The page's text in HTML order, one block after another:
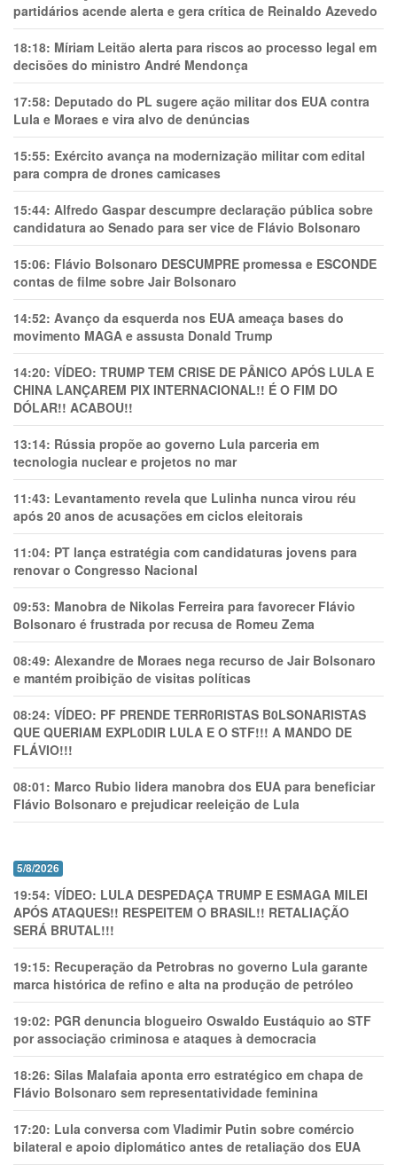
partidários acende alerta e gera crítica de Reinaldo Azevedo
18:18: Míriam Leitão alerta para riscos ao processo legal em
decisões do ministro André Mendonça
17:58: Deputado do PL sugere ação militar dos EUA contra
Lula e Moraes e vira alvo de denúncias
15:55: Exército avança na modernização militar com edital
para compra de drones camicases
15:44: Alfredo Gaspar descumpre declaração pública sobre
candidatura ao Senado para ser vice de Flávio Bolsonaro
15:06: Flávio Bolsonaro DESCUMPRE promessa e ESCONDE
contas de filme sobre Jair Bolsonaro
14:52: Avanço da esquerda nos EUA ameaça bases do
movimento MAGA e assusta Donald Trump
14:20: VÍDEO: TRUMP TEM CRlSE DE PÂNlCO APÓS LULA E
CHINA LANÇAREM PIX INTERNACIONAL!! É O FIM DO
DÓLAR!! ACABOU!!
13:14: Rússia propõe ao governo Lula parceria em
tecnologia nuclear e projetos no mar
11:43: Levantamento revela que Lulinha nunca virou réu
após 20 anos de acusações em ciclos eleitorais
11:04: PT lança estratégia com candidaturas jovens para
renovar o Congresso Nacional
09:53: Manobra de Nikolas Ferreira para favorecer Flávio
Bolsonaro é frustrada por recusa de Romeu Zema
08:49: Alexandre de Moraes nega recurso de Jair Bolsonaro
e mantém proibição de visitas políticas
08:24: VÍDEO: PF PRENDE TERR0RlSTAS B0LSONARlSTAS
QUE QUERIAM EXPL0DlR LULA E O STF!!! A MANDO DE
FLÁVIO!!!
08:01: Marco Rubio lidera manobra dos EUA para beneficiar
Flávio Bolsonaro e prejudicar reeleição de Lula
5/8/2026
19:54: VÍDEO: LULA DESPEDAÇA TRUMP E ESMAGA MILEI
APÓS ATAQUES!! RESPEITEM O BRASIL!! RETALIAÇÃO
SERÁ BRUTAL!!!
19:15: Recuperação da Petrobras no governo Lula garante
marca histórica de refino e alta na produção de petróleo
19:02: PGR denuncia blogueiro Oswaldo Eustáquio ao STF
por associação criminosa e ataques à democracia
18:26: Silas Malafaia aponta erro estratégico em chapa de
Flávio Bolsonaro sem representatividade feminina
17:20: Lula conversa com Vladimir Putin sobre comércio
bilateral e apoio diplomático antes de retaliação dos EUA